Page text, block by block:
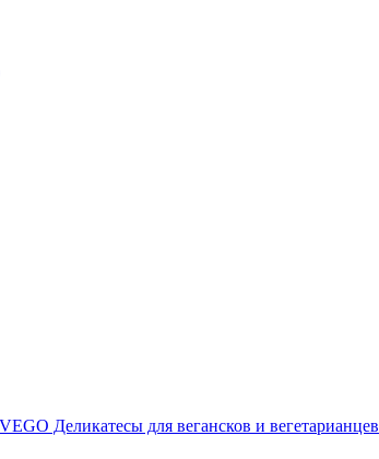
Деликатесы для вегансков и вегетарианцев